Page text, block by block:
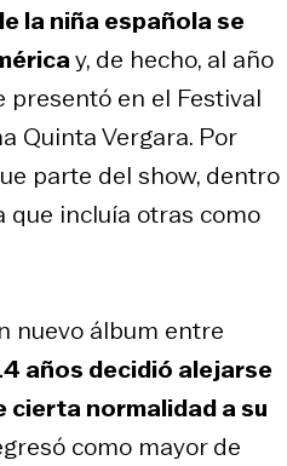
la niña española se
y, de hecho, al año
en el Festival
Quinta Vergara. Por
parte del show, dentro
que incluía otras como
nuevo álbum entre
años decidió alejarse
cierta normalidad a su
como mayor de